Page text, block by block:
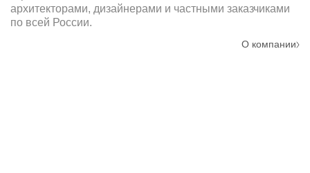
архитекторами, дизайнерами и частными заказчиками
по всей России.
О компании